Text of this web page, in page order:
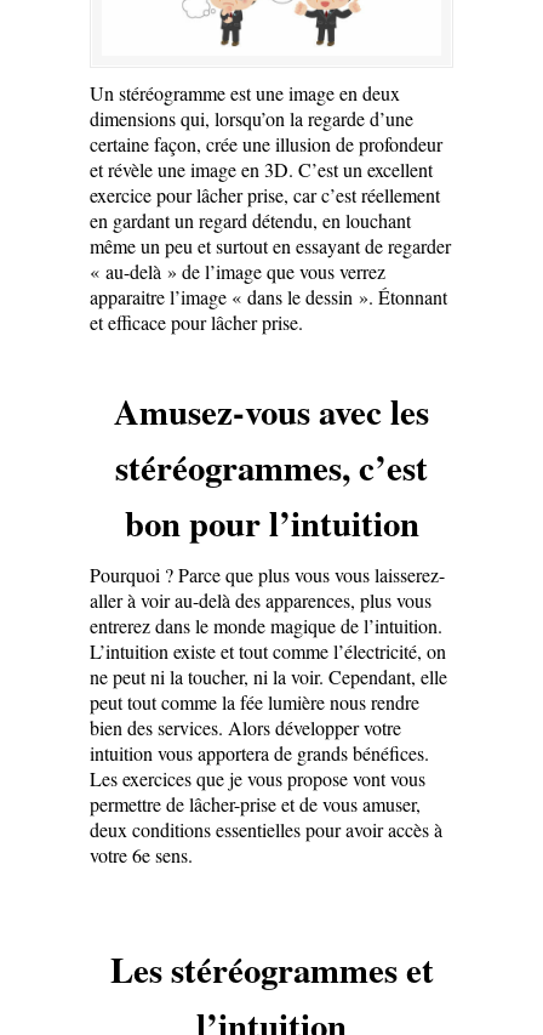
Un stéréogramme est une image en deux
dimensions qui, lorsqu’on la regarde d’une
certaine façon, crée une illusion de profondeur
et révèle une image en 3D. C’est un excellent
exercice pour lâcher prise, car c’est réellement
en gardant un regard détendu, en louchant
même un peu et surtout en essayant de regarder
« au-delà » de l’image que vous verrez
apparaitre l’image « dans le dessin ». Étonnant
et efficace pour lâcher prise.
Amusez-vous avec les
stéréogrammes, c’est
bon pour l’intuition
Pourquoi ? Parce que plus vous vous laisserez-
aller à voir au-delà des apparences, plus vous
entrerez dans le monde magique de l’intuition.
L’intuition existe et tout comme l’électricité, on
ne peut ni la toucher, ni la voir. Cependant, elle
peut tout comme la fée lumière nous rendre
bien des services. Alors développer votre
intuition vous apportera de grands bénéfices.
Les exercices que je vous propose vont vous
permettre de lâcher-prise et de vous amuser,
deux conditions essentielles pour avoir accès à
votre 6e sens.
Les stéréogrammes et